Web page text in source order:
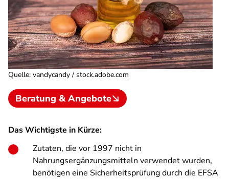
Quelle: vandycandy / stock.adobe.com
Beratung & Angebote
Das Wichtigste in Kürze:
Zutaten, die vor 1997 nicht in
Nahrungsergänzungsmitteln verwendet wurden,
benötigen eine Sicherheitsprüfung durch die EFSA